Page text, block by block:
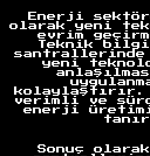
Enerji
olarak yeni
evrim
Teknik
santrallerinde
yeni
kolaylaştırır.
verimli ve
enerji
Sonuç
Anasayfa